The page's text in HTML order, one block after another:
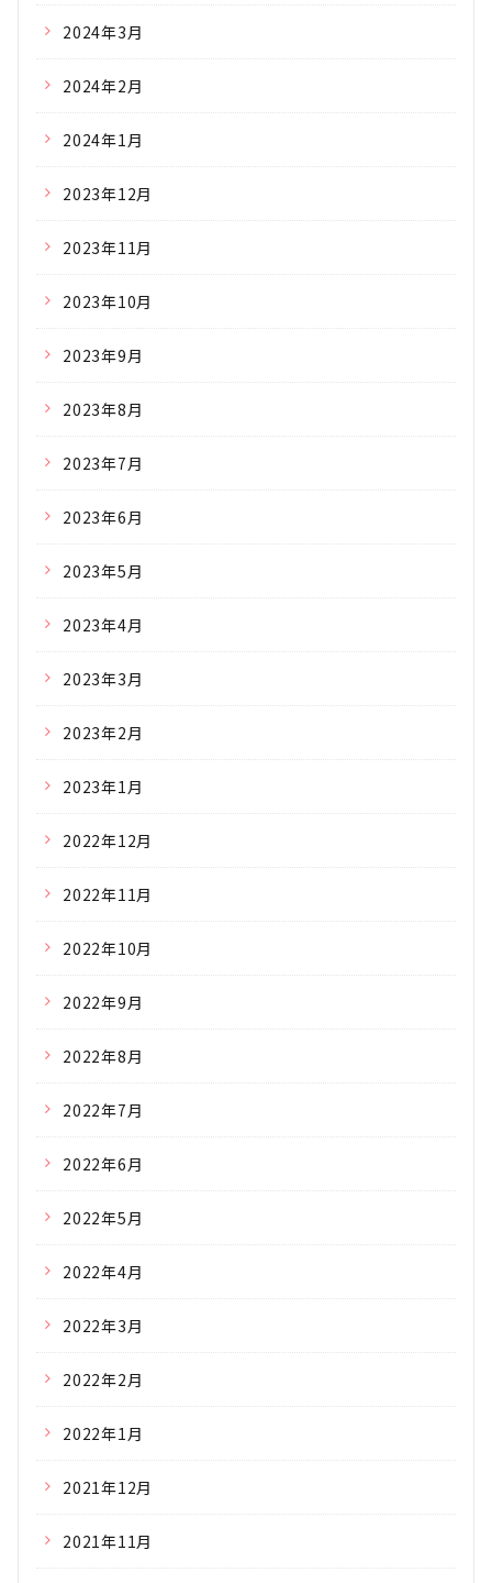
2024年3月
2024年2月
2024年1月
2023年12月
2023年11月
2023年10月
2023年9月
2023年8月
2023年7月
2023年6月
2023年5月
2023年4月
2023年3月
2023年2月
2023年1月
2022年12月
2022年11月
2022年10月
2022年9月
2022年8月
2022年7月
2022年6月
2022年5月
2022年4月
2022年3月
2022年2月
2022年1月
2021年12月
2021年11月